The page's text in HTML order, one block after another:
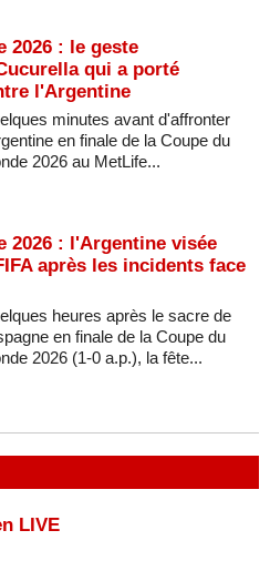
2026 : le geste
qui a porté
l'Argentine
minutes avant d'affronter
en finale de la Coupe du
2026 au MetLife...
2026 : l'Argentine visée
après les incidents face
heures après le sacre de
en finale de la Coupe du
2026 (1-0 a.p.), la fête...
LIVE